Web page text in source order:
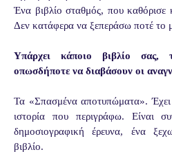
Ένα βιβλίο σταθμός, που καθόρισε
Δεν κατάφερα να ξεπεράσω ποτέ το
Υπάρχει κάποιο βιβλίο σας,
οπωσδήποτε να διαβάσουν οι
Τα «Σπασμένα αποτυπώματα». Έχει
ιστορία που περιγράφω. Είναι
δημοσιογραφική έρευνα, ένα
βιβλίο.